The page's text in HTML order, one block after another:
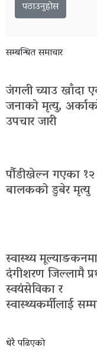
सम्बन्धित समाचार
जंगली च्याउ खाँदा
जनाको मृत्यु,
उपचार जारी
र्पौडीखेल्न गएका १२
बालकको डुबेर मृत्यु
स्वास्थ्य मूल्याङकनमा
दंगीशरण जिल्लामै
स्वयंसेविका र
स्वास्थ्यकर्मीलाई
धेरै पढिएको